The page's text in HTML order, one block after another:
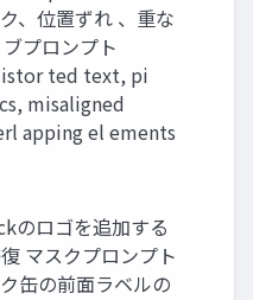
、位置ずれ 、重な
プロンプト
ted text, pi
misaligned
apping el ements
のロゴを追加する
マスクプロンプト
缶の前面ラベルの